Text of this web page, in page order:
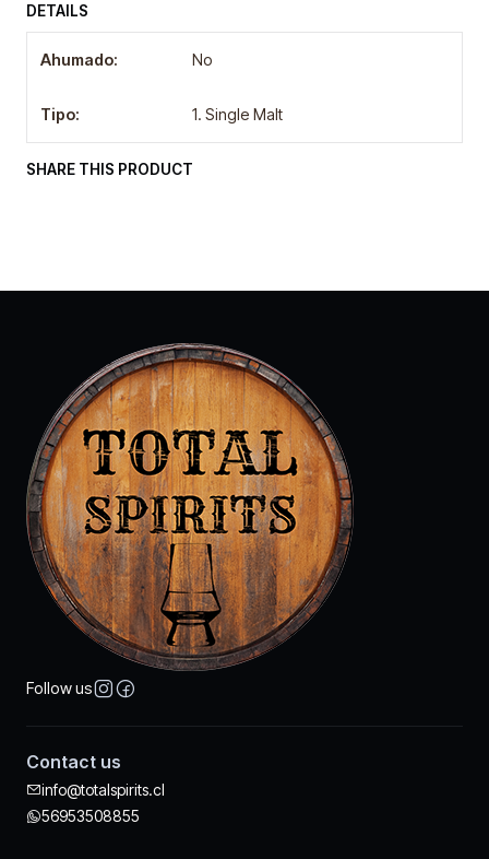
DETAILS
Ahumado: No
Tipo: 1. Single Malt
SHARE THIS PRODUCT
Follow us
Contact us
info@totalspirits.cl
56953508855